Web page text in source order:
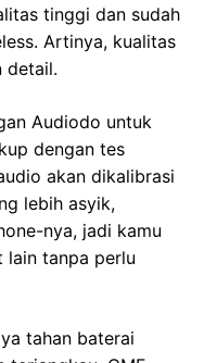
tinggi dan sudah
Artinya, kualitas
detail.
Audiodo untuk
dengan tes
akan dikalibrasi
lebih asyik,
nya, jadi kamu
lain tanpa perlu
tahan baterai